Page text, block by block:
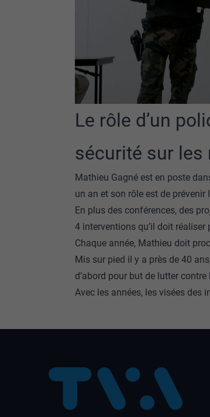
Le rôle d’un
sécurité sur les
Mathieu Gagné est en poste
un an et son rôle est de prévenir
En plus des conférences, des
4 interventions qu’il doit
Chaque année, Mathieu doit
Mis sur pied il y a près de 40
d’abord pour but de lutter
Avec les années, les visées des